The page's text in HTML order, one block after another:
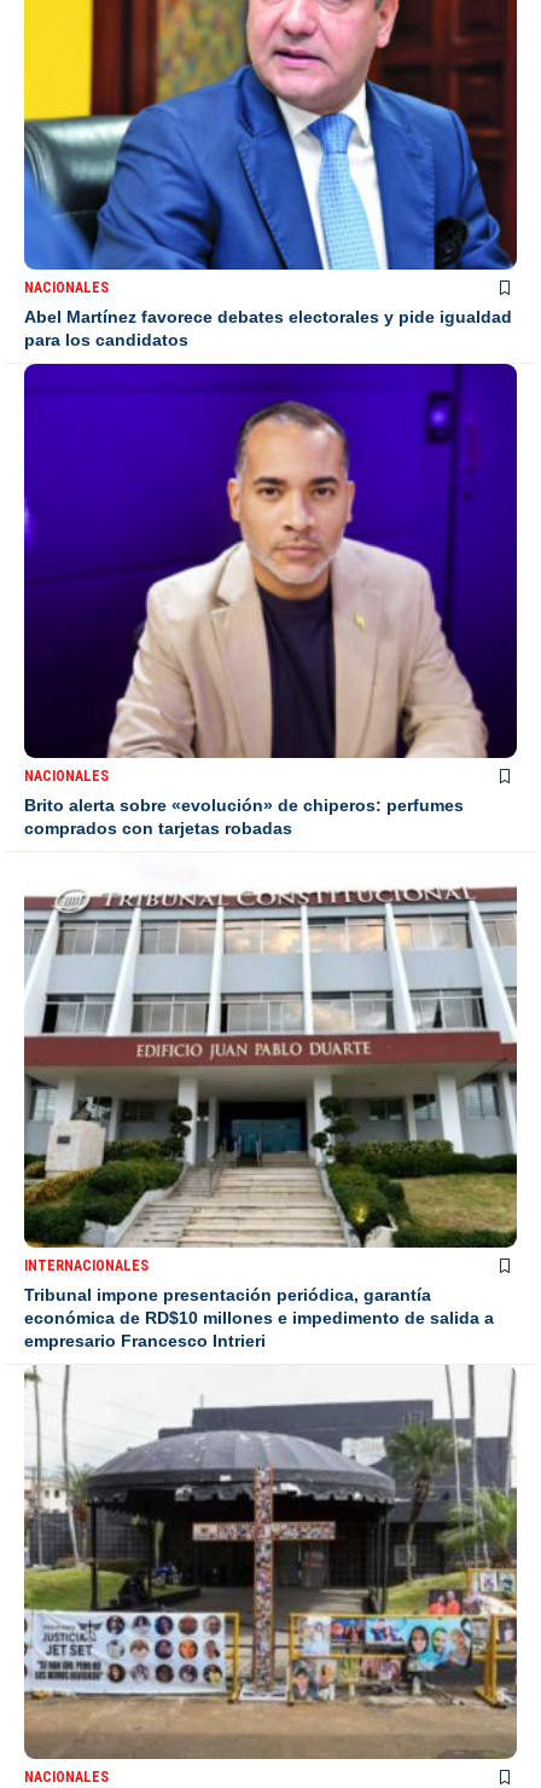
NACIONALES
Abel Martínez favorece debates electorales y pide igualdad
para los candidatos
NACIONALES
Brito alerta sobre «evolución» de chiperos: perfumes
comprados con tarjetas robadas
INTERNACIONALES
Tribunal impone presentación periódica, garantía
económica de RD$10 millones e impedimento de salida a
empresario Francesco Intrieri
NACIONALES